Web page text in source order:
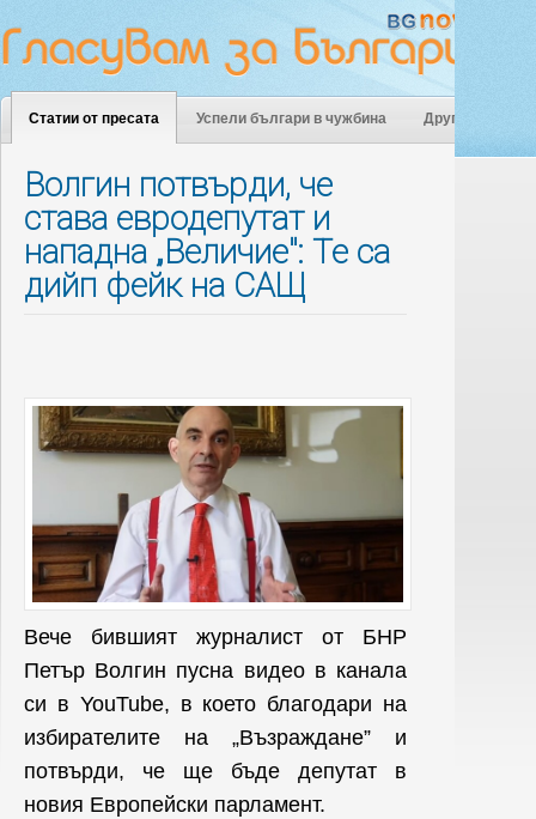
Статии от пресата Успели българи в чужбина Други
Волгин потвърди, че
става евродепутат и
нападна „Величие": Те са
дийп фейк на САЩ
Вече бившият журналист от БНР
Петър Волгин пусна видео в канала
си в YouTube, в което благодари на
избирателите на „Възраждане” и
потвърди, че ще бъде депутат в
новия Европейски парламент.